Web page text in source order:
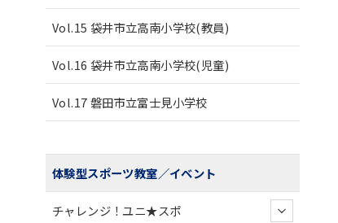
Vol.15 袋井市立高南小学校(教員)
Vol.16 袋井市立高南小学校(児童)
Vol.17 磐田市立富士見小学校
体験型スポーツ教室／イベント
チャレンジ！ユニ★スポ